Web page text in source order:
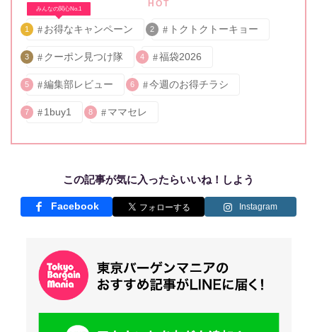
HOT
みんなの関心No.1
1 お得なキャンペーン 2 トクトクトーキョー
3 クーポン見つけ隊 4 福袋2026
5 編集部レビュー 6 今週のお得チラシ
7 1buy1 8 ママセレ
この記事が気に入ったらいいね！しよう
Facebook Instagram